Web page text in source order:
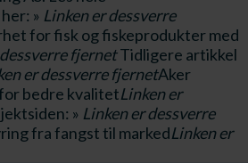
» Linken er dessverre
for fisk og fiskeprodukter med
fjernetTidligere artikkel
er dessverre fjernetAker
bedre kvalitetLinken er
» Linken er dessverre
fra fangst til markedLinken er